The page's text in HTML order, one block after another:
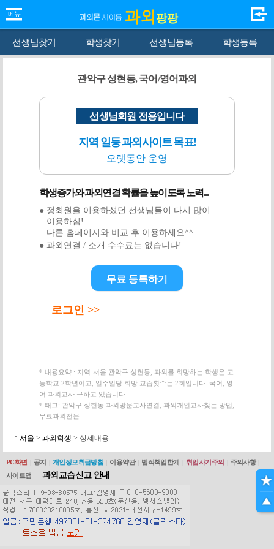
과외 팡팡
선생님찾기 학생찾기 선생님등록 학생등록
관악구 성현동, 국어/영어과외
선생님회원 전용입니다
지역 일등 과외사이트 목표!
오랫동안 운영
학생증가와 과외연결 확률을 높이도록 노력...
● 정회원을 이용하셨던 선생님들이 다시 많이
이용하심!
다른 홈페이지와 비교 후 이용하세요^^
● 과외연결 / 소개 수수료는 없습니다!
무료 등록하기
로그인 >>
* 내용요약 : 지역-서울 관악구 성현동, 과외를 희망하는 학생은 고
등학교 2학년이고, 일주일당 희망 교습횟수는 2회입니다. 국어, 영
어 과외교사 구하고 있습니다.
* 태그: 관악구 성현동 과외방문교사연결, 과외개인교사찾는 방법,
무료과외전문
서울 > 과외학생 > 상세내용
PC화면 공지 개인정보취급방침 이용약관 법적책임한계 취업사기주의 주의사항
사이트맵
과외교습신고 안내